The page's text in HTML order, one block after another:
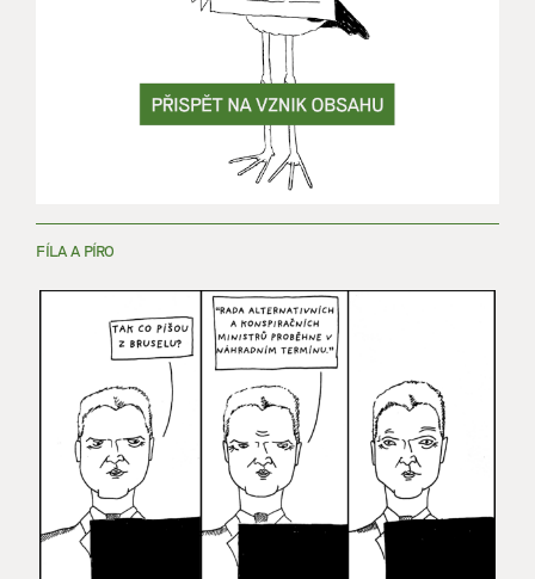
FÍLA A PÍRO